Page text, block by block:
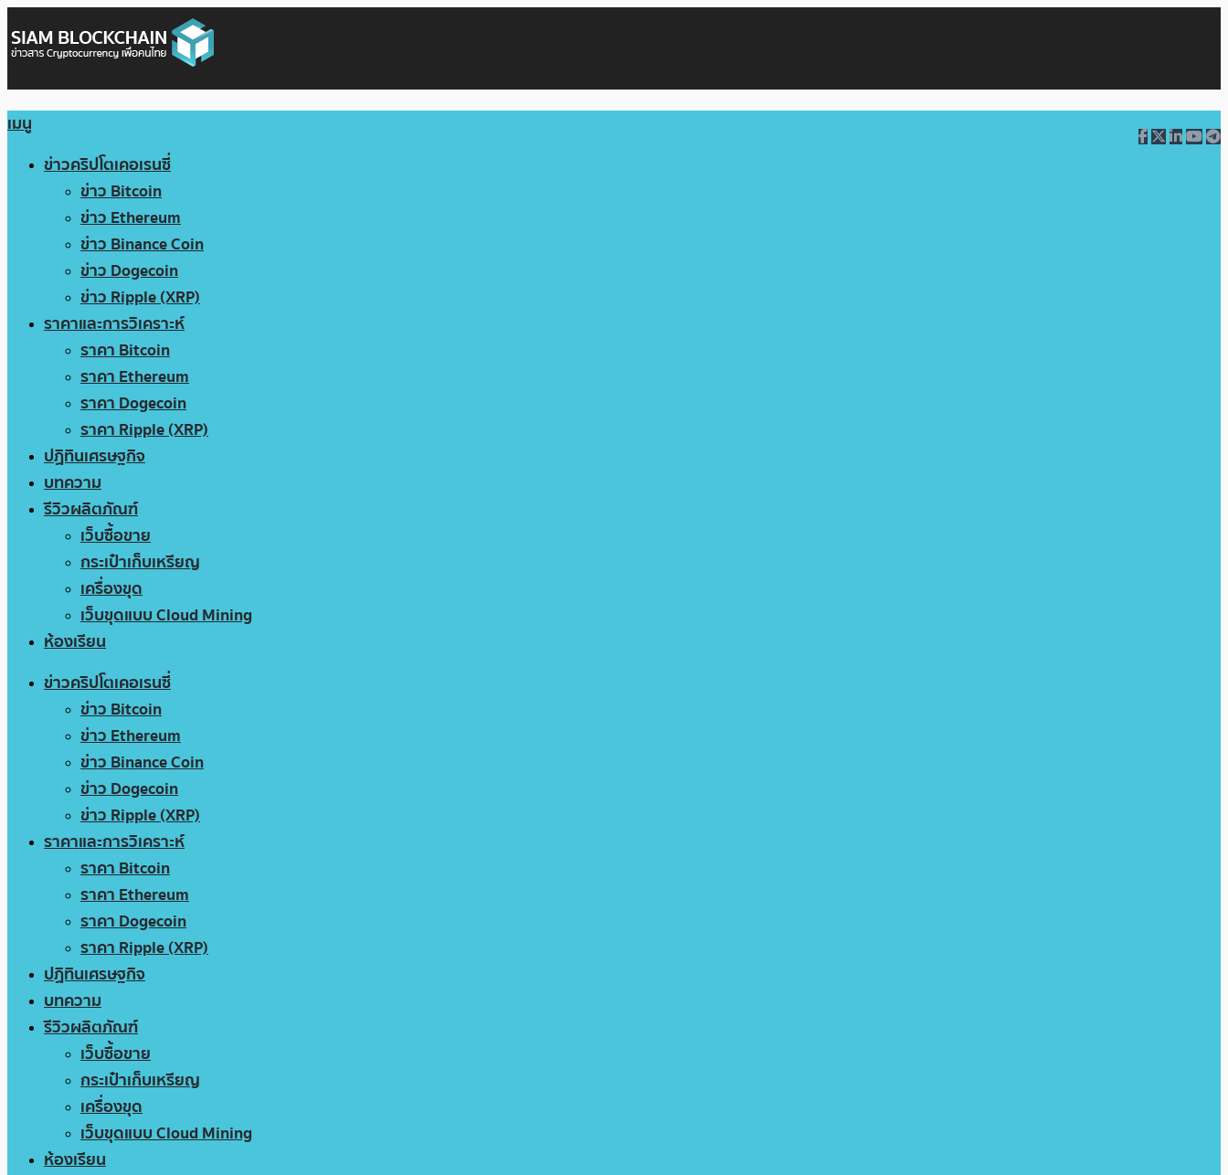
เมนู
ข่าวคริปโตเคอเรนซี่
ข่าว Bitcoin
ข่าว Ethereum
ข่าว Binance Coin
ข่าว Dogecoin
ข่าว Ripple (XRP)
ราคาและการวิเคราะห์
ราคา Bitcoin
ราคา Ethereum
ราคา Dogecoin
ราคา Ripple (XRP)
ปฏิทินเศรษฐกิจ
บทความ
รีวิวผลิตภัณฑ์
เว็บซื้อขาย
กระเป๋าเก็บเหรียญ
เครื่องขุด
เว็บขุดแบบ Cloud Mining
ห้องเรียน
ข่าวคริปโตเคอเรนซี่
ข่าว Bitcoin
ข่าว Ethereum
ข่าว Binance Coin
ข่าว Dogecoin
ข่าว Ripple (XRP)
ราคาและการวิเคราะห์
ราคา Bitcoin
ราคา Ethereum
ราคา Dogecoin
ราคา Ripple (XRP)
ปฏิทินเศรษฐกิจ
บทความ
รีวิวผลิตภัณฑ์
เว็บซื้อขาย
กระเป๋าเก็บเหรียญ
เครื่องขุด
เว็บขุดแบบ Cloud Mining
ห้องเรียน